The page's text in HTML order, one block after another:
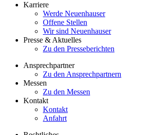
Karriere
Werde Neuenhauser
Offene Stellen
Wir sind Neuenhauser
Presse & Aktuelles
Zu den Presseberichten
Ansprechpartner
Zu den Ansprechpartnern
Messen
Zu den Messen
Kontakt
Kontakt
Anfahrt